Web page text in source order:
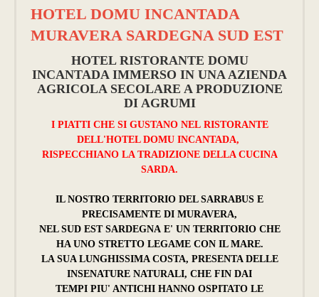
HOTEL DOMU INCANTADA
MURAVERA SARDEGNA SUD EST
HOTEL RISTORANTE DOMU
INCANTADA IMMERSO IN UNA AZIENDA
AGRICOLA SECOLARE A PRODUZIONE
DI AGRUMI
I PIATTI CHE SI GUSTANO NEL RISTORANTE
DELL'HOTEL DOMU INCANTADA,
RISPECCHIANO LA TRADIZIONE DELLA CUCINA
SARDA.
IL NOSTRO TERRITORIO DEL SARRABUS E
PRECISAMENTE DI MURAVERA,
NEL SUD EST SARDEGNA E' UN TERRITORIO CHE
HA UNO STRETTO LEGAME CON IL MARE.
LA SUA LUNGHISSIMA COSTA, PRESENTA DELLE
INSENATURE NATURALI, CHE FIN DAI
TEMPI PIU' ANTICHI HANNO OSPITATO LE